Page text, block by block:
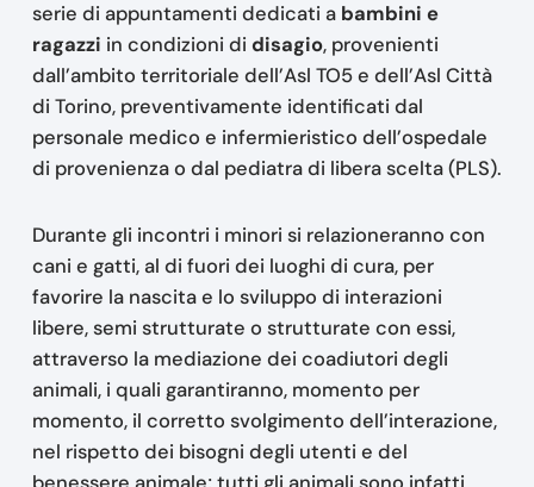
serie di appuntamenti dedicati a bambini e
ragazzi in condizioni di disagio, provenienti
dall’ambito territoriale dell’Asl TO5 e dell’Asl Città
di Torino, preventivamente identificati dal
personale medico e infermieristico dell’ospedale
di provenienza o dal pediatra di libera scelta (PLS).
Durante gli incontri i minori si relazioneranno con
cani e gatti, al di fuori dei luoghi di cura, per
favorire la nascita e lo sviluppo di interazioni
libere, semi strutturate o strutturate con essi,
attraverso la mediazione dei coadiutori degli
animali, i quali garantiranno, momento per
momento, il corretto svolgimento dell’interazione,
nel rispetto dei bisogni degli utenti e del